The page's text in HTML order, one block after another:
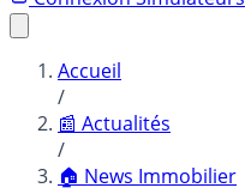
Accueil
/
📰 Actualités
/
🏠 News Immobilier